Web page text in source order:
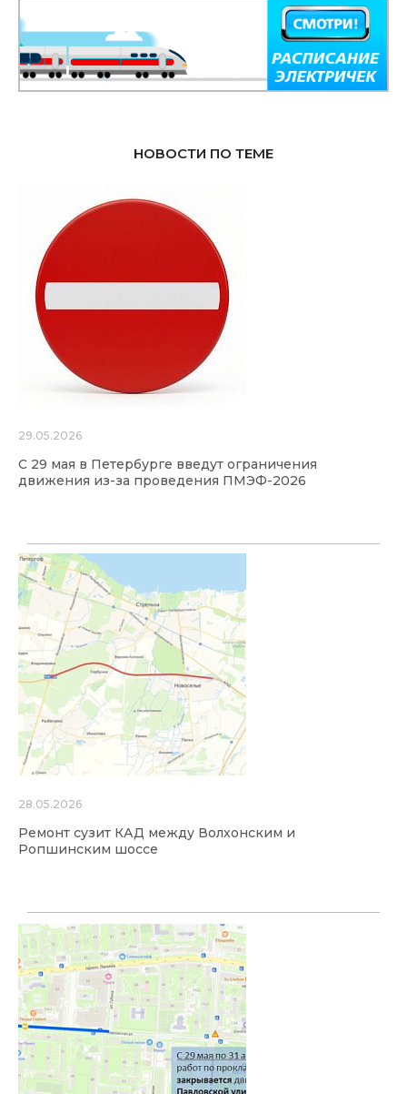
НОВОСТИ ПО ТЕМЕ
29.05.2026
С 29 мая в Петербурге введут ограничения
движения из-за проведения ПМЭФ-2026
28.05.2026
Ремонт сузит КАД между Волхонским и
Ропшинским шоссе